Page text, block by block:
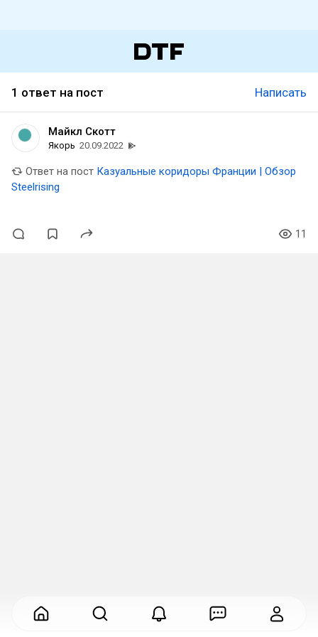
1 ответ на пост Написать
Майкл Скотт
Якорь 20.09.2022
Ответ на пост Казуальные коридоры Франции | Обзор
Steelrising
11